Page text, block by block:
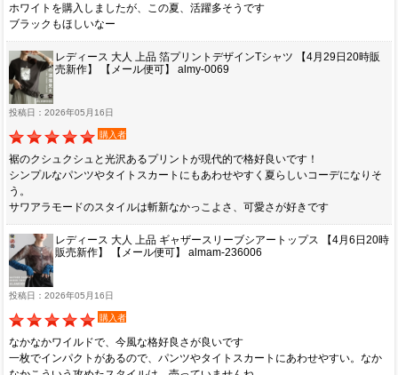
ホワイトを購入しましたが、この夏、活躍多そうです
ブラックもほしいなー
レディース 大人 上品 箔プリントデザインTシャツ 【4月29日20時販
売新作】 【メール便可】 almy-0069
投稿日：2026年05月16日
購入者
裾のクシュクシュと光沢あるプリントが現代的で格好良いです！
シンプルなパンツやタイトスカートにもあわせやすく夏らしいコーデになりそ
う。
サワアラモードのスタイルは斬新なかっこよさ、可愛さが好きです
レディース 大人 上品 ギャザースリーブシアートップス 【4月6日20時
販売新作】 【メール便可】 almam-236006
投稿日：2026年05月16日
購入者
なかなかワイルドで、今風な格好良さが良いです
一枚でインパクトがあるので、パンツやタイトスカートにあわせやすい。なか